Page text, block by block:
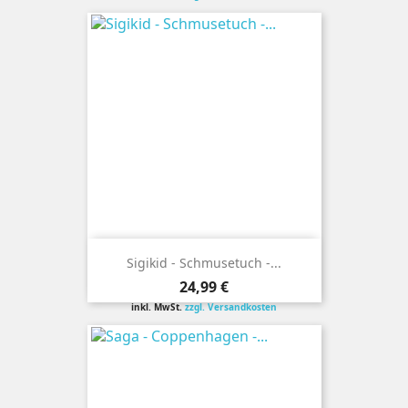
Sigikid - Schmusetuch -...
Preis
24,99 €
inkl. MwSt.zzgl. Versandkosten